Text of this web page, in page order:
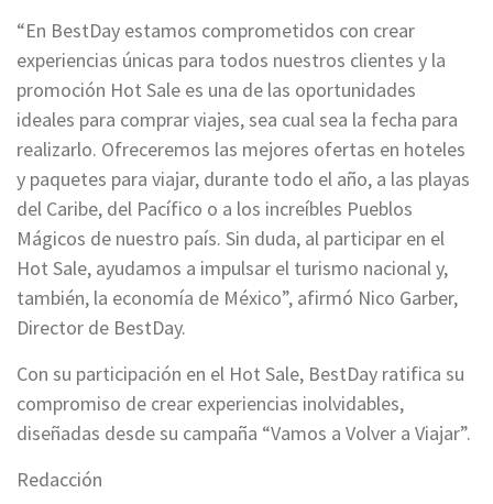
“En BestDay estamos comprometidos con crear
experiencias únicas para todos nuestros clientes y la
promoción Hot Sale es una de las oportunidades
ideales para comprar viajes, sea cual sea la fecha para
realizarlo. Ofreceremos las mejores ofertas en hoteles
y paquetes para viajar, durante todo el año, a las playas
del Caribe, del Pacífico o a los increíbles Pueblos
Mágicos de nuestro país. Sin duda, al participar en el
Hot Sale, ayudamos a impulsar el turismo nacional y,
también, la economía de México”, afirmó Nico Garber,
Director de BestDay.
Con su participación en el Hot Sale, BestDay ratifica su
compromiso de crear experiencias inolvidables,
diseñadas desde su campaña “Vamos a Volver a Viajar”.
Redacción